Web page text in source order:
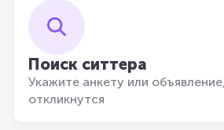
Поиск ситтера
Укажите анкету или
откликнутся